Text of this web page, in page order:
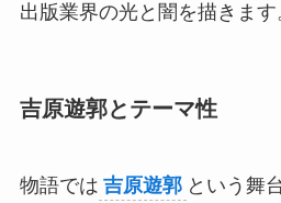
出版業界の光と闇を描きます
吉原遊郭とテーマ性
物語では 吉原遊郭 という舞